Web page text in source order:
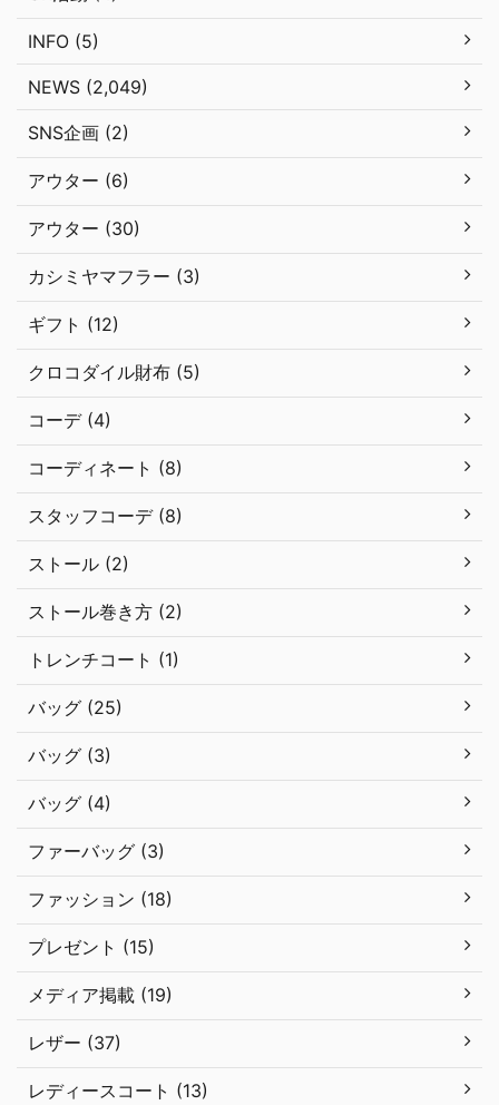
INFO (5)
NEWS (2,049)
SNS企画 (2)
アウター (6)
アウター (30)
カシミヤマフラー (3)
ギフト (12)
クロコダイル財布 (5)
コーデ (4)
コーディネート (8)
スタッフコーデ (8)
ストール (2)
ストール巻き方 (2)
トレンチコート (1)
バッグ (25)
バッグ (3)
バッグ (4)
ファーバッグ (3)
ファッション (18)
プレゼント (15)
メディア掲載 (19)
レザー (37)
レディースコート (13)